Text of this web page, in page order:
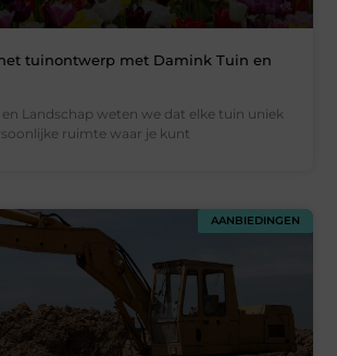
tuinontwerp met Damink Tuin en
Landschap weten we dat elke tuin uniek
ruimte waar je kunt
AANBIEDINGEN